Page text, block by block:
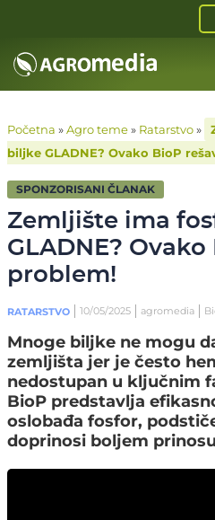
Početna »Agro teme» Ratarstvo»
biljke GLADNE? Ovako BioP
SPONZORISANI ČLANAK
Zemljište ima
GLADNE?
problem!
RATARSTVO 10/05/2025 agromedia
Mnoge biljke ne mogu
zemljišta jer je često
nedostupan u ključnim
BioP predstavlja
oslobađa fosfor,
doprinosi boljem